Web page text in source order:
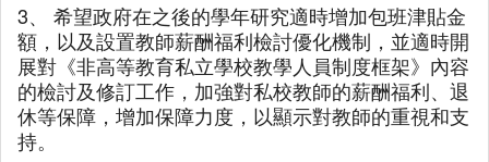
3、 希望政府在之後的學年研究適時增加包班津貼金
額，以及設置教師薪酬福利檢討優化機制，並適時開
展對《非高等教育私立學校教學人員制度框架》內容
的檢討及修訂工作，加強對私校教師的薪酬福利、退
休等保障，增加保障力度，以顯示對教師的重視和支
持。